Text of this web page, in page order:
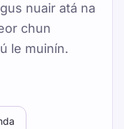
nuair atá na
chun
le muinín.